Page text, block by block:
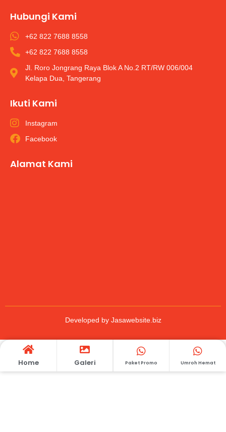
Hubungi Kami
+62 822 7688 8558
+62 822 7688 8558
Jl. Roro Jongrang Raya Blok A No.2 RT/RW 006/004
Kelapa Dua, Tangerang
Ikuti Kami
Instagram
Facebook
Alamat Kami
Developed by Jasawebsite.biz
Home Galeri Paket Promo Umroh Hemat